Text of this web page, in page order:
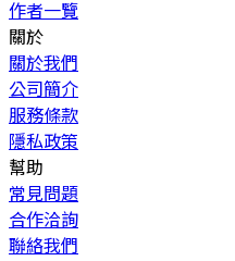
作者一覽
關於
關於我們
公司簡介
服務條款
隱私政策
幫助
常見問題
合作洽詢
聯絡我們